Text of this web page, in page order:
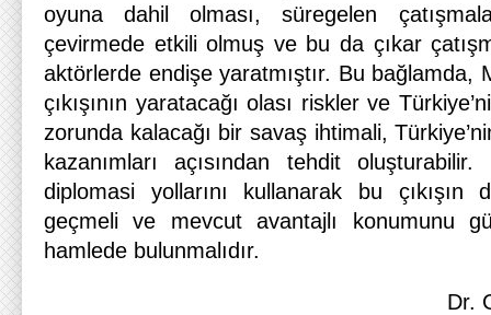
oyuna dahil olması, süregelen
çevirmede etkili olmuş ve bu da çıkar
aktörlerde endişe yaratmıştır. Bu bağlamda,
çıkışının yaratacağı olası riskler ve
zorunda kalacağı bir savaş ihtimali,
kazanımları açısından tehdit
diplomasi yollarını kullanarak bu çıkışın
geçmeli ve mevcut avantajlı konumunu
hamlede bulunmalıdır.
Dr.